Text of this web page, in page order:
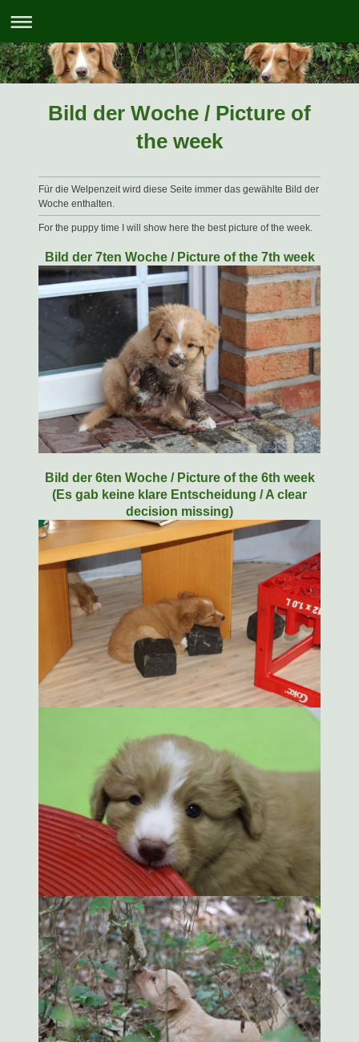
Bild der Woche / Picture of
the week
Für die Welpenzeit wird diese Seite immer das gewählte Bild der
Woche enthalten.
For the puppy time I will show here the best picture of the week.
Bild der 7ten Woche / Picture of the 7th week
Bild der 6ten Woche / Picture of the 6th week
(Es gab keine klare Entscheidung / A clear
decision missing)